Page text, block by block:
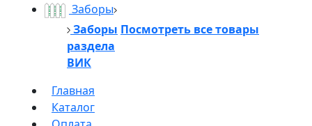
Заборы
Заборы Посмотреть все товары
раздела
ВИК
Главная
Каталог